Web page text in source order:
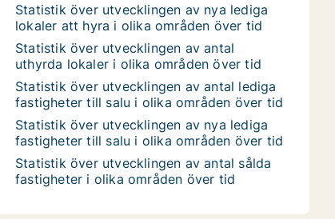
Statistik över utvecklingen av nya lediga
lokaler att hyra i olika områden över tid
Statistik över utvecklingen av antal
uthyrda lokaler i olika områden över tid
Statistik över utvecklingen av antal lediga
fastigheter till salu i olika områden över tid
Statistik över utvecklingen av nya lediga
fastigheter till salu i olika områden över tid
Statistik över utvecklingen av antal sålda
fastigheter i olika områden över tid